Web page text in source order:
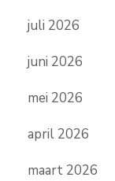
juli 2026
juni 2026
mei 2026
april 2026
maart 2026